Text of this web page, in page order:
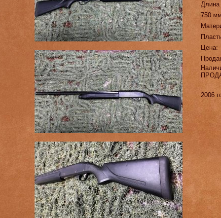
750
Цена:
2006